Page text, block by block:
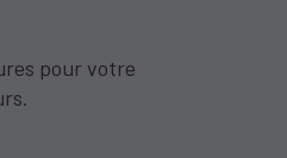
pour votre